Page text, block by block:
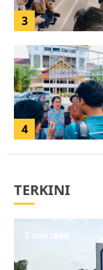
3
4
5
TERKINI
5 min read